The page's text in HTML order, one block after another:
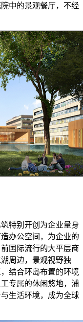
中的景观餐厅，不经
特别开创为企业量身
办公空间，为企业的
国际流行的大平层商
周边，景观视野独
结合环岛布置的环境
专属的休闲悠地，浦
生活环境，成为全球